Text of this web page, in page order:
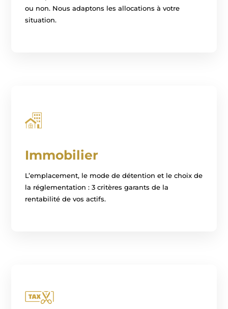
ou non. Nous adaptons les allocations à votre
situation.
Immobilier
L’emplacement, le mode de détention et le choix de
la réglementation : 3 critères garants de la
rentabilité de vos actifs.